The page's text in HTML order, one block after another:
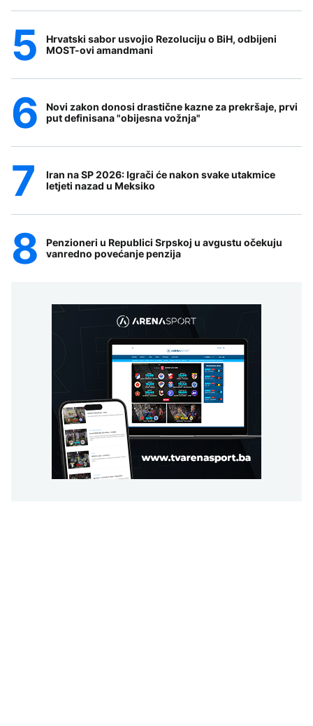
Hrvatski sabor usvojio Rezoluciju o BiH, odbijeni
MOST-ovi amandmani
Novi zakon donosi drastične kazne za prekršaje, prvi
put definisana "obijesna vožnja"
Iran na SP 2026: Igrači će nakon svake utakmice
letjeti nazad u Meksiko
Penzioneri u Republici Srpskoj u avgustu očekuju
vanredno povećanje penzija